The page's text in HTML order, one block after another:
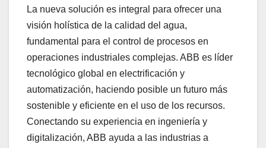
La nueva solución es integral para ofrecer una
visión holística de la calidad del agua,
fundamental para el control de procesos en
operaciones industriales complejas. ABB es líder
tecnológico global en electrificación y
automatización, haciendo posible un futuro más
sostenible y eficiente en el uso de los recursos.
Conectando su experiencia en ingeniería y
digitalización, ABB ayuda a las industrias a